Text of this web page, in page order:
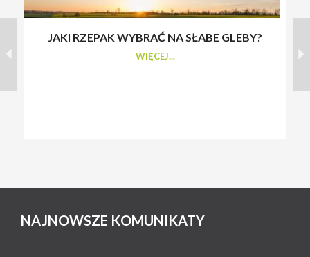
JAKI RZEPAK WYBRAĆ NA SŁABE GLEBY?
WIĘCEJ...
NAJNOWSZE KOMUNIKATY